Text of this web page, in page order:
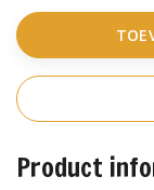
Product